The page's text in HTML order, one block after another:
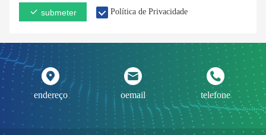
submeter Política de Privacidade
endereço oemail telefone